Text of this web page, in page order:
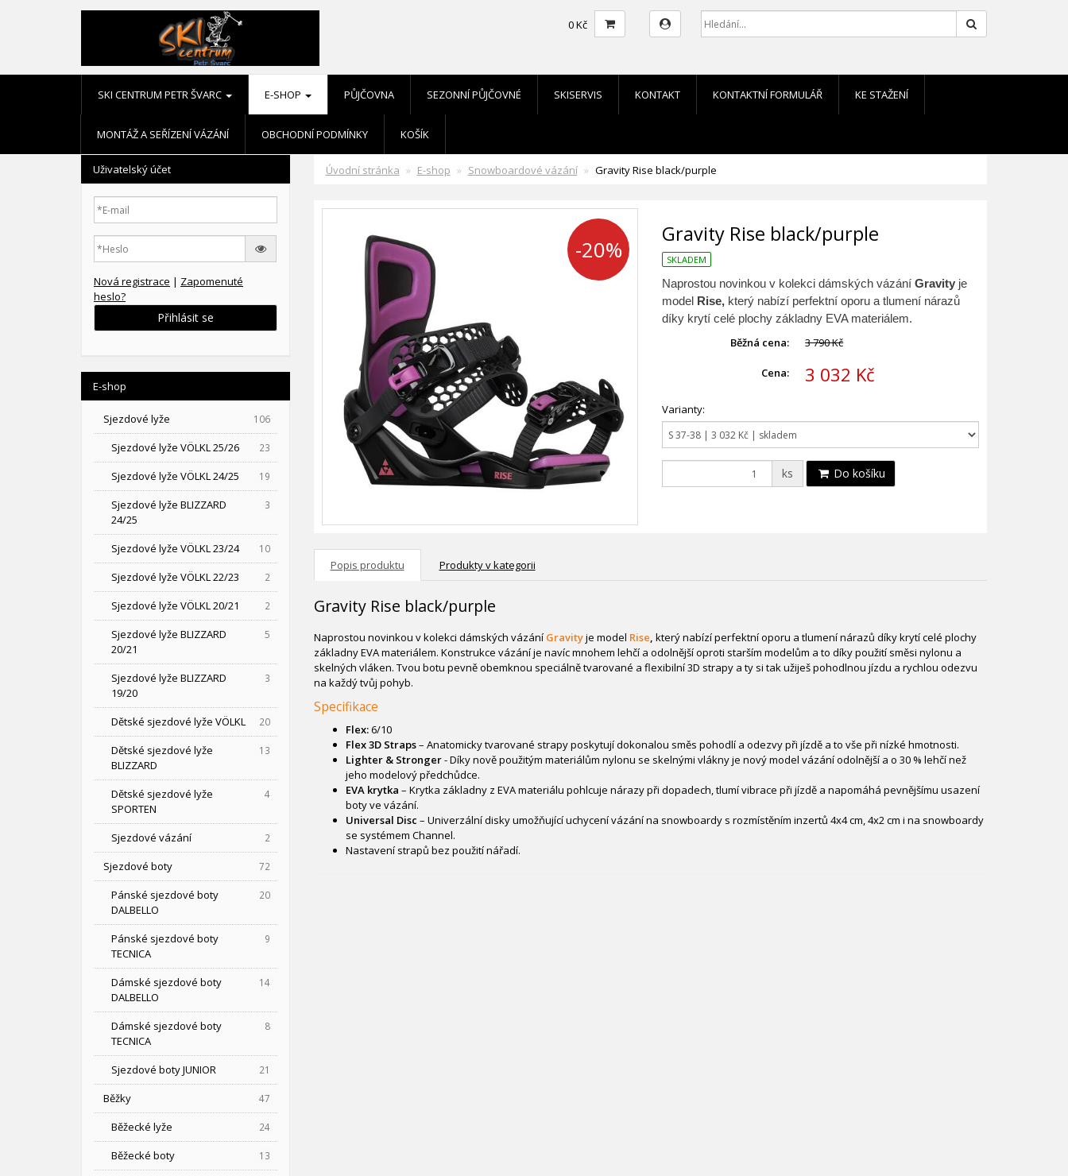
0 Kč
SKI CENTRUM PETR ŠVARC E-SHOP PŮJČOVNA SEZONNÍ PŮJČOVNÉ SKISERVIS KONTAKT KONTAKTNÍ FORMULÁŘ KE STAŽENÍ
MONTÁŽ A SEŘÍZENÍ VÁZÁNÍ OBCHODNÍ PODMÍNKY KOŠÍK
Úvodní stránka E-shop Snowboardové vázání Gravity Rise black/purple
-20%
Gravity Rise black/purple
SKLADEM
Naprostou novinkou v kolekci dámských vázáníGravity je
model Rise, který nabízí perfektní oporu a tlumení nárazů
díky krytí celé plochy základny EVA materiálem.
Běžná cena: 3 790 Kč
Cena: 3 032 Kč
Varianty:
ks Do košíku
Popis produktu Produkty v kategorii
Gravity Rise black/purple
Naprostou novinkou v kolekci dámských vázání Gravityje model Rise, který nabízí perfektní oporu a tlumení nárazů díky krytí celé plochy
základny EVA materiálem. Konstrukce vázání je navíc mnohem lehčí a odolnější oproti starším modelům a to díky použití směsi nylonu a
skelných vláken. Tvou botu pevně obemknou speciálně tvarované a flexibilní 3D strapy a ty si tak užiješ pohodlnou jízdu a rychlou odezvu
na každý tvůj pohyb.
Specifikace
Flex:6/10
Flex 3D Straps– Anatomicky tvarované strapy poskytují dokonalou směs pohodlí a odezvy při jízdě a to vše při nízké hmotnosti.
Lighter & Stronger- Díky nově použitým materiálům nylonu se skelnými vlákny je nový model vázání odolnější a o 30 % lehčí než
jeho modelový předchůdce.
EVA krytka – Krytka základny z EVA materiálu pohlcuje nárazy při dopadech, tlumí vibrace při jízdě a napomáhá pevnějšímu usazení
boty ve vázání.
Universal Disc – Univerzální disky umožňující uchycení vázání na snowboardy s rozmístěním inzertů 4x4 cm, 4x2 cm i na snowboardy
se systémem Channel.
Nastavení strapů bez použití nářadí.
Uživatelský účet
Nová registrace | Zapomenuté
heslo?
Přihlásit se
E-shop
Sjezdové lyže 106
Sjezdové lyže VÖLKL 25/26 23
Sjezdové lyže VÖLKL 24/25 19
Sjezdové lyže BLIZZARD
24/25
3
Sjezdové lyže VÖLKL 23/24 10
Sjezdové lyže VÖLKL 22/23 2
Sjezdové lyže VÖLKL 20/21 2
Sjezdové lyže BLIZZARD
20/21
5
Sjezdové lyže BLIZZARD
19/20
3
Dětské sjezdové lyže VÖLKL 20
Dětské sjezdové lyže
BLIZZARD
13
Dětské sjezdové lyže
SPORTEN
4
Sjezdové vázání 2
Sjezdové boty 72
Pánské sjezdové boty
DALBELLO
20
Pánské sjezdové boty
TECNICA
9
Dámské sjezdové boty
DALBELLO
14
Dámské sjezdové boty
TECNICA
8
Sjezdové boty JUNIOR 21
Běžky 47
Běžecké lyže 24
Běžecké boty 13